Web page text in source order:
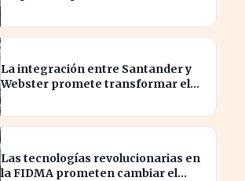
La integración entre Santander y
Webster promete transformar el
Las tecnologías revolucionarias en
la FIDMA prometen cambiar el